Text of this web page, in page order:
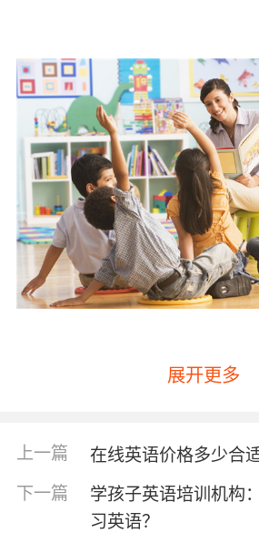
学习英语幼儿学习经验分享第
泡”在纯正的英语语言环境中
濡目染”。所以家长们在家的时
一些英语录音，可以使用简单
日常的沟通交流，还可以带着
展开更多
上一篇 在线英语价格多少合适
下一篇
学孩子英语培训机构
习英语？